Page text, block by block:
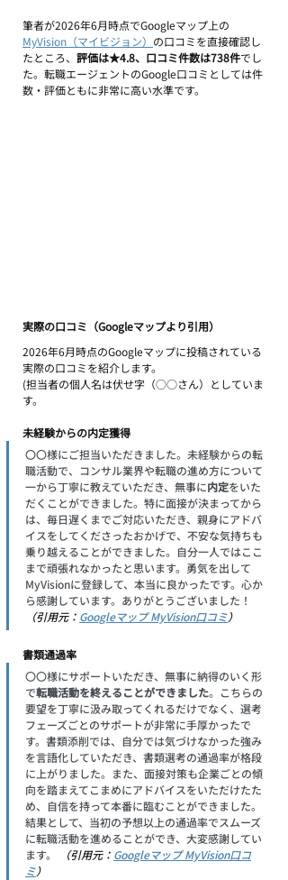
筆者が2026年6月時点でGoogleマップ上の
MyVision（マイビジョン） の口コミを直接確認し
たところ、 評価は★4.8、口コミ件数は738件でし
た。転職エージェントのGoogle口コミとしては件
数・評価ともに非常に高い水準です。
実際の口コミ（Googleマップより引用）
2026年6月時点のGoogleマップに投稿されている
実際の口コミを紹介します。
(担当者の個人名は伏せ字（○○さん）としていま
す。
未経験からの内定獲得
〇〇様にご担当いただきました。未経験からの転
職活動で、コンサル業界や転職の進め方について
一から丁寧に教えていただき、無事に内定をいた
だくことができました。特に面接が決まってから
は、毎日遅くまでご対応いただき、親身にアドバ
イスをしてくださったおかげで、不安な気持ちも
乗り越えることができました。自分一人ではここ
まで頑張れなかったと思います。勇気を出して
MyVisionに登録して、本当に良かったです。心か
ら感謝しています。ありがとうございました！
（引用元： Googleマップ MyVision口コミ）
書類通過率
〇〇様にサポートいただき、無事に納得のいく形
で転職活動を終えることができました。こちらの
要望を丁寧に汲み取ってくれるだけでなく、選考
フェーズごとのサポートが非常に手厚かったで
す。書類添削では、自分では気づけなかった強み
を言語化していただき、書類選考の通過率が格段
に上がりました。また、面接対策も企業ごとの傾
向を踏まえてこまめにアドバイスをいただけたた
め、自信を持って本番に臨むことができました。
結果として、当初の予想以上の通過率でスムーズ
に転職活動を進めることができ、大変感謝してい
ます。
（引用元： Googleマップ MyVision口コ
ミ）